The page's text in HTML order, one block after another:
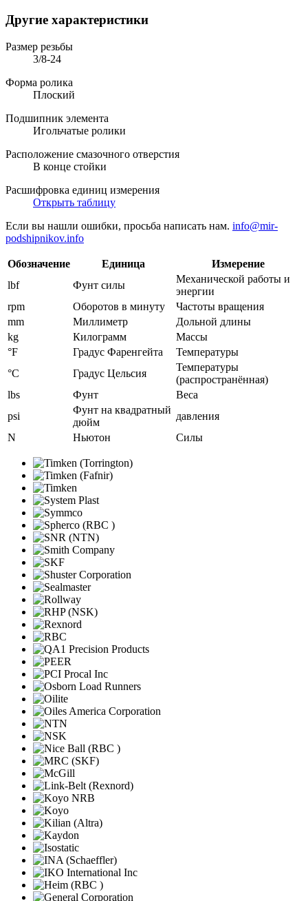
Другие характеристики
Размер резьбы
3/8-24
Форма ролика
Плоский
Подшипник элемента
Игольчатые ролики
Расположение смазочного отверстия
В конце стойки
Расшифровка единиц измерения
Открыть таблицу
Если вы нашли ошибки, просьба написать нам. info@mir-
podshipnikov.info
Обозначение Единица
Измерение
lbf
Фунт силы
Механической работы и
энергии
rpm
Оборотов в минуту
Частоты вращения
mm
Миллиметр
Дольной длины
kg
Килограмм
Массы
°F
Градус Фаренгейта
Температуры
°C
Градус Цельсия
Температуры
(распространённая)
lbs
Фунт
Веса
psi
Фунт на квадратный
дюйм
давления
N
Ньютон Силы